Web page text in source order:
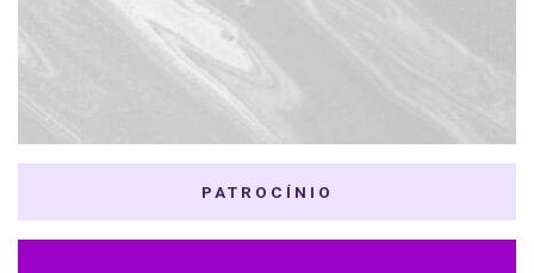
PATROCÍNIO